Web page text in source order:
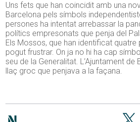
Uns fets que han coincidit amb una
Barcelona pels símbols
persones ha intentat arrebassar la
polítics empresonats que penja del
Els Mossos, que han identificat quatre
pogut frustrar. On ja no hi ha cap
seu de la Generalitat. L’Ajuntament de
llaç groc que penjava a la façana.